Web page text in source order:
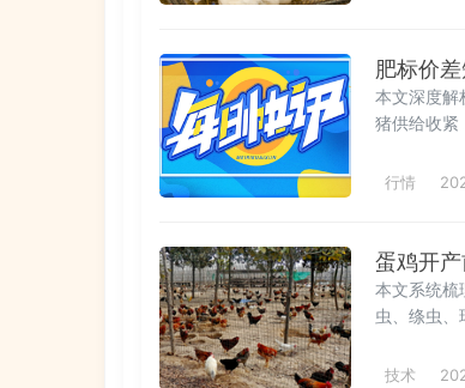
渡、精细
肥标价
本文深度解
猪供给收紧
育肥集中
行情
蛋鸡开
本文系统梳
虫、绦虫、
照、饮水
技术